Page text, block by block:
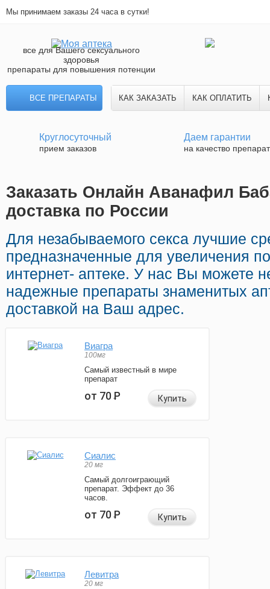
Мы принимаем заказы 24 часа в сутки!
все для Вашего сексуального
здоровья
препараты для повышения потенции
ВСЕ ПРЕПАРАТЫ КАК ЗАКАЗАТЬ КАК ОПЛАТИТЬ
Круглосуточный
прием заказов
Даем гарантии
на качество
Заказать Онлайн Аванафил
доставка по России
Для незабываемого секса лучшие
предназначенные для увеличения
интернет- аптеке. У нас Вы можете
надежные препараты знаменитых
доставкой на Ваш адрес.
Виагра
100мг
Самый известный в мире
препарат
от 70Р Купить
Сиалис
20 мг
Самый долгоиграющий
препарат. Эффект до 36
часов.
от 70Р Купить
Левитра
20 мг